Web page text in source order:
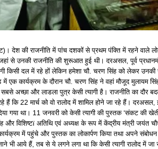
देश की राजनीति में पांच दशकों से प्रथम पंक्ति में रहने वाले
से उनकी राजनीति की शुरूआत हुई थी। दरअसल, पूर्व
किसी दल में रहे हों लेकिन हमेशा चौ. चरण सिंह को लेकर
एक कार्यक्रम के दौरान चौ. चरण सिंह ने वहां मौजूद मुलायम
अच्छा और लाडला पुत्र केसी त्यागी है। राजनीति का दौर
हैं कि 22 मार्च को वो रालोद में शामिल होने जा रहे हैं।
गया था। 11 जनवरी को केसी त्यागी की पुस्तक ‘संकट की
और विशिष्टï अतिथि एवं अध्यक्ष के रूप में केंद्रीय मंत्री जयंत
में पहुंचे और पुस्तक का लोकार्पण किया तथा अपने
भी आये हैं, तब से ये लगने लगा था कि केसी त्यागी रालोद